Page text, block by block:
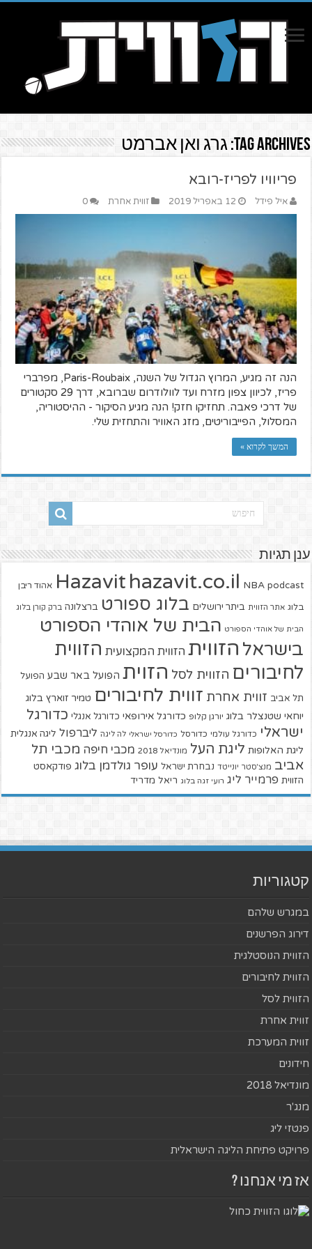
Tag Archives: גרג ואן אברמט
פריוויו לפריז-רובא
איל פידל 12 באפריל 2019 זווית אחרת 0
הנה זה מגיע, המרוץ הגדול של השנה, Paris-Roubaix, מפרברי
פריז, לכיוון צפון מזרח ועד לוולודרום שברובא, דרך 29 סקטורים
של דרכי פאבה. תחזיקו חזק! הנה מגיע הסיקור - ההיסטוריה,
המסלול, הפייבוריטים, מזג האוויר והתחזית שלי.
המשך לקרוא »
ענן תגיות
Hazavit hazavit.co.il NBA podcast אהוד ריבן
בלוג אתר הזווית ביתר ירושלים בלוג ספורט ברצלונה ברק קורן בלוג
הבית של אוהדי הספורט הבית של אוהדי הספורט
בישראל הזווית הזווית המקצועית הזווית
לחיבורים הזווית לסל הזוית הפועל באר שבע הפועל
תל אביב זווית אחרת זווית לחיבורים טמיר זוארץ בלוג
יוחאי שטנצלר בלוג יורגן קלופ כדורגל אירופאי כדורגל אנגלי כדורגל
ישראלי כדורגל עולמי כדורסל כדורסל ישראלי לה ליגה ליברפול ליגה אנגלית
ליגת האלופות ליגת העל מונדיאל 2018 מכבי חיפה מכבי תל
אביב מנצ'סטר יונייטד נבחרת ישראל עופר גולדמן בלוג פודקאסט
הזווית פרמייר ליג רועי זגה בלוג ריאל מדריד
קטגוריות
במגרש שלהם
דירוג הפרשנים
הזווית הנוסטלגית
הזווית לחיבורים
הזווית לסל
זווית אחרת
זווית המערכת
חידונים
מונדיאל 2018
מנג'ר
פנטזי ליג
פרויקט פתיחת הליגה הישראלית
אז מי אנחנו ?